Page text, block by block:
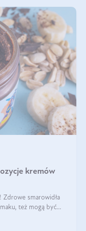
kremów
Zdrowe smarowidła
też mogą być